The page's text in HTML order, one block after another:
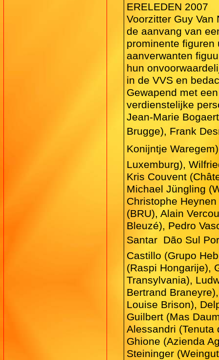
ERELEDEN 2007
Voorzitter Guy Van
de aanvang van
prominente figuren
aanverwanten
hun
in de VVS en
Gewapend met
verdienstelijke
Jean-Marie
Brugge), Frank
Konijntje
Luxemburg),
Kris Couvent
Michael Jüngling
Christophe
(BRU), Alain
Bleuzé), Pedro
Santar  Dão Sul
Castillo (Grupo
(Raspi Hongarije),
Transylvania),
Bertrand
Louise Brison),
Guilbert (Mas
Alessandri (Tenuta
Ghione (Azienda
Steininger